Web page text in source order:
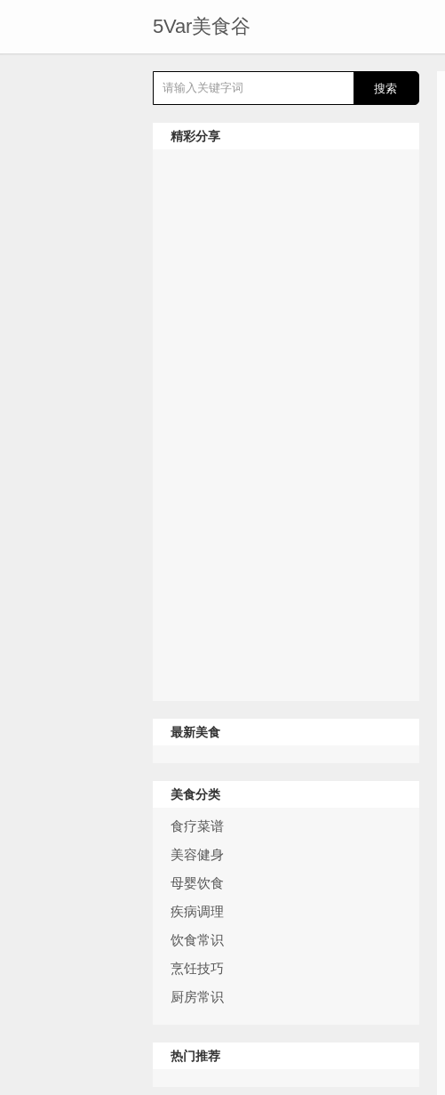
5Var美食谷
精彩分享
最新美食
美食分类
食疗菜谱
美容健身
母婴饮食
疾病调理
饮食常识
烹饪技巧
厨房常识
热门推荐